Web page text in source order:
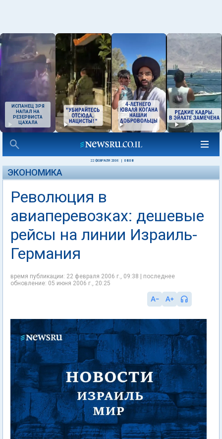
ИСПАНЕЦ ЗРЯ
НАПАЛ НА
РЕЗЕРВИСТА
ЦАХАЛА
22 ФЕВРАЛЯ 2006 08:08
ЭКОНОМИКА
Революция в
авиаперевозках: дешевые
рейсы на линии Израиль-
Германия
время публикации: 22 февраля 2006 г., 09:38 | последнее
обновление: 05 июня 2006 г., 20:25